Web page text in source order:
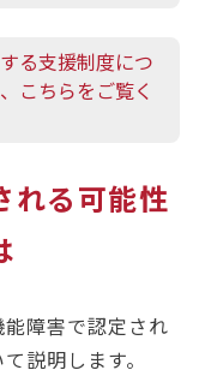
る支援制度につ
こちらをご覧く
れる可能性
障害で認定され
説明します。